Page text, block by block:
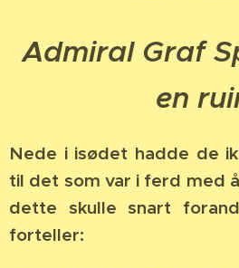
Admiral Graf
en
Nede i isødet hadde de
til det som var i ferd med
dette skulle snart
forteller: